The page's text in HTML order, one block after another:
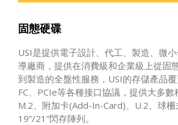
固態硬碟
USI是提供電子設計、代工、製造、微
導廠商，提供在消費級和企業級上從固
到製造的全盤性服務，USI的存儲產品覆
FC、PCIe等各種接口協議，提供大多數
M.2、附加卡(Add-In-Card)、U.2、球柵
19”/21”閃存陣列。